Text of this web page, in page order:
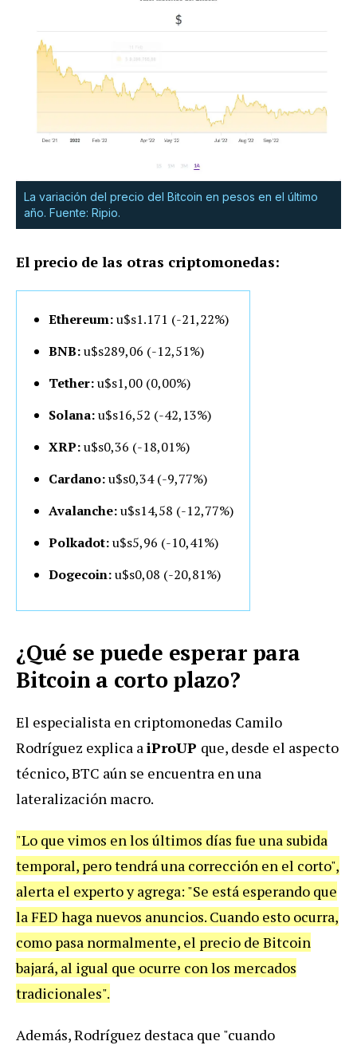
La variación del precio del Bitcoin en pesos en el último
año. Fuente: Ripio.
El precio de las otras criptomonedas:
Ethereum:u$s1.171 (-21,22%)
BNB:u$s289,06 (-12,51%)
Tether:u$s1,00 (0,00%)
Solana:u$s16,52 (-42,13%)
XRP:u$s0,36 (-18,01%)
Cardano:u$s0,34 (-9,77%)
Avalanche:u$s14,58 (-12,77%)
Polkadot:u$s5,96 (-10,41%)
Dogecoin:u$s0,08 (-20,81%)
¿Qué se puede esperar para
Bitcoin a corto plazo?
El especialista en criptomonedas Camilo
Rodríguez explica aiProUP que, desde el aspecto
técnico, BTC aún se encuentra en una
lateralización macro.
"Lo que vimos en los últimos días fue una subida
temporal, pero tendrá una corrección en el corto",
alerta el experto y agrega: "Se está esperando que
la FED haga nuevos anuncios. Cuando esto ocurra,
como pasa normalmente, el precio de Bitcoin
bajará, al igual que ocurre con los mercados
tradicionales".
Además, Rodríguez destaca que "cuando